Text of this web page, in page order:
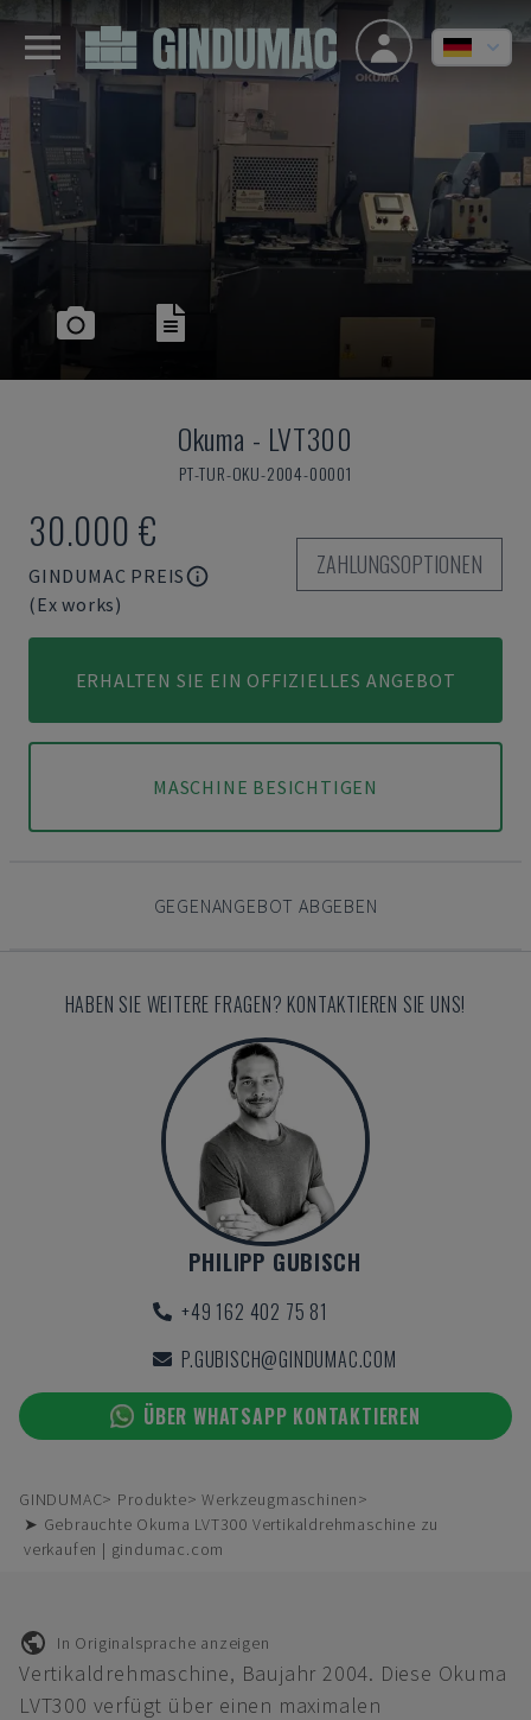
Okuma - LVT300
PT-TUR-OKU-2004-00001
30.000 €
GINDUMAC PREIS
(Ex works)
ZAHLUNGSOPTIONEN
ERHALTEN SIE EIN OFFIZIELLES ANGEBOT
MASCHINE BESICHTIGEN
GEGENANGEBOT ABGEBEN
HABEN SIE WEITERE FRAGEN? KONTAKTIEREN SIE UNS!
PHILIPP GUBISCH
+49 162 402 75 81
P.GUBISCH@GINDUMAC.COM
ÜBER WHATSAPP KONTAKTIEREN
GINDUMAC Produkte
Werkzeugmaschinen
➤ Gebrauchte Okuma LVT300 Vertikaldrehmaschine zu
verkaufen | gindumac.com
In Originalsprache anzeigen
Vertikaldrehmaschine, Baujahr 2004. Diese Okuma
LVT300 verfügt über einen maximalen